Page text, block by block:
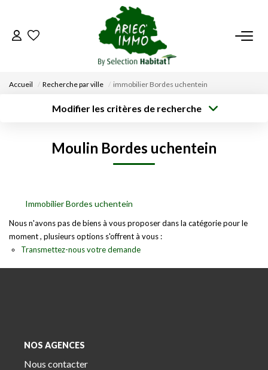
ACCUEIL
DÉPOSEZ VOTRE RECHERCHE
NOUS REJOINDRE
CONTACT
EN
Accueil Recherche par ville immobilier Bordes uchentein
Modifier les critères de recherche
transactionMoulin Bordes uchentein
Immobilier Bordes uchentein
Nous n'avons pas de biens à vous proposer dans la catégorie pour le
moment , plusieurs options s'offrent à vous :
Transmettez-nous votre demande
NOS AGENCES
Nous contacter